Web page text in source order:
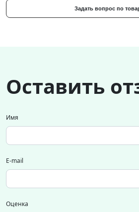
Задать вопрос по
Оставить
Имя
E-mail
Оценка